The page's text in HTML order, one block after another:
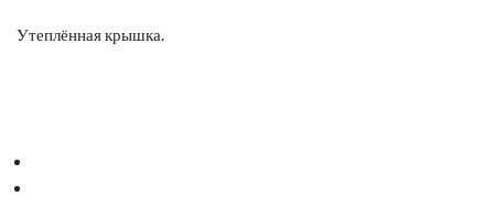
Утеплённая крышка.